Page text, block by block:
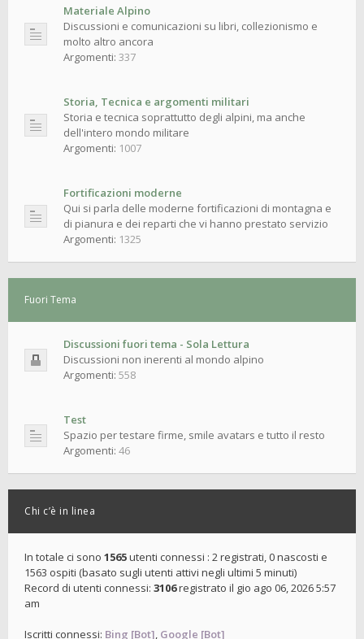
Materiale Alpino
Discussioni e comunicazioni su libri, collezionismo e
molto altro ancora
Argomenti: 337
Storia, Tecnica e argomenti militari
Storia e tecnica soprattutto degli alpini, ma anche
dell'intero mondo militare
Argomenti: 1007
Fortificazioni moderne
Qui si parla delle moderne fortificazioni di montagna e
di pianura e dei reparti che vi hanno prestato servizio
Argomenti: 1325
Fuori Tema
Discussioni fuori tema - Sola Lettura
Discussioni non inerenti al mondo alpino
Argomenti: 558
Test
Spazio per testare firme, smile avatars e tutto il resto
Argomenti: 46
Chi c’è in linea
In totale ci sono 1565utenti connessi : 2 registrati, 0 nascosti e
1563 ospiti (basato sugli utenti attivi negli ultimi 5 minuti)
Record di utenti connessi: 3106registrato il gio ago 06, 2026 5:57
am
Iscritti connessi: Bing [Bot], Google [Bot]